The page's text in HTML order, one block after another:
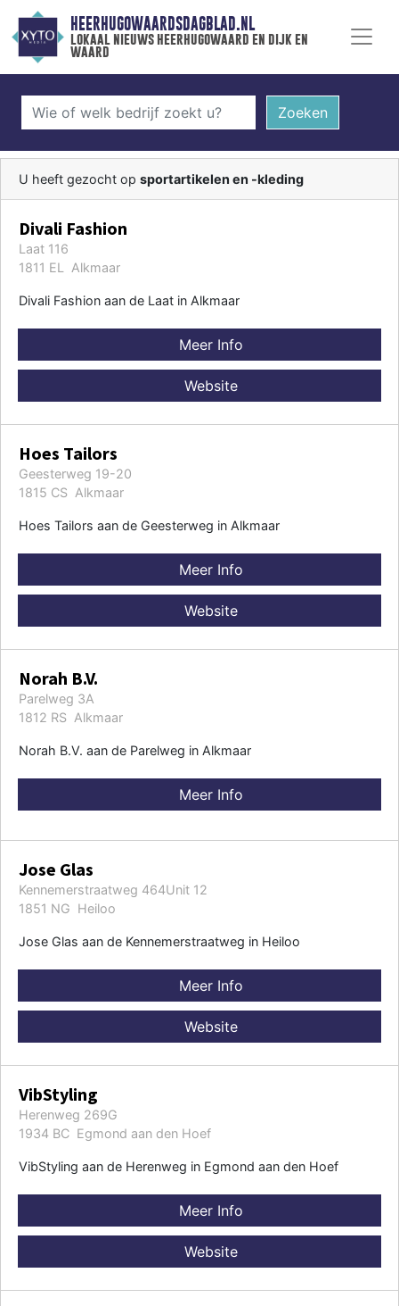
HEERHUGOWAARDSDAGBLAD.NL
lokaal nieuws heerhugowaard en dijk en
waard
Zoeken
U heeft gezocht op sportartikelen en -kleding
Divali Fashion
Laat 116
1811 EL Alkmaar
Divali Fashion aan de Laat in Alkmaar
Meer Info
Website
Hoes Tailors
Geesterweg 19-20
1815 CS Alkmaar
Hoes Tailors aan de Geesterweg in Alkmaar
Meer Info
Website
Norah B.V.
Parelweg 3A
1812 RS Alkmaar
Norah B.V. aan de Parelweg in Alkmaar
Meer Info
Jose Glas
Kennemerstraatweg 464Unit 12
1851 NG Heiloo
Jose Glas aan de Kennemerstraatweg in Heiloo
Meer Info
Website
VibStyling
Herenweg 269G
1934 BC Egmond aan den Hoef
VibStyling aan de Herenweg in Egmond aan den Hoef
Meer Info
Website